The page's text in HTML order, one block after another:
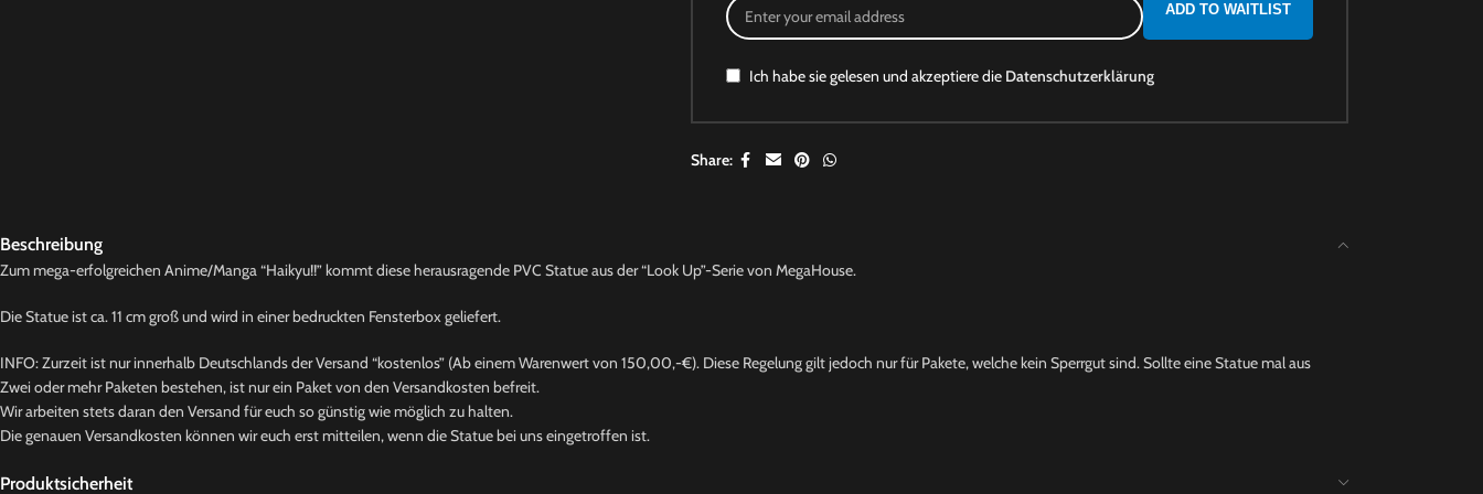
ADD TO WAITLIST
Ich habe sie gelesen und akzeptiere die Datenschutzerklärung
Share:
Beschreibung
Zum mega-erfolgreichen Anime/Manga “Haikyu!!” kommt diese herausragende PVC Statue aus der “Look Up”-Serie von MegaHouse.
Die Statue ist ca. 11 cm groß und wird in einer bedruckten Fensterbox geliefert.
INFO: Zurzeit ist nur innerhalb Deutschlands der Versand “kostenlos” (Ab einem Warenwert von 150,00,-€). Diese Regelung gilt jedoch nur für Pakete, welche kein Sperrgut sind. Sollte eine Statue mal aus
Zwei oder mehr Paketen bestehen, ist nur ein Paket von den Versandkosten befreit.
Wir arbeiten stets daran den Versand für euch so günstig wie möglich zu halten.
Die genauen Versandkosten können wir euch erst mitteilen, wenn die Statue bei uns eingetroffen ist.
Produktsicherheit